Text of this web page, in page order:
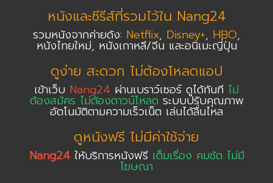
หนังและซีรีส์ที่รวมไว้ใน Nang24
รวมหนังจากค่ายดัง: Netflix, Disney+, HBO,
หนังไทยใหม่, หนังเกาหลี/จีน และอนิเมะญี่ปุ่น
ดูง่าย สะดวก ไม่ต้องโหลดแอป
เข้าเว็บ Nang24 ผ่านเบราว์เซอร์ ดูได้ทันที ไม่
ต้องสมัคร ไม่ต้องดาวน์โหลด ระบบปรับคุณภาพ
อัตโนมัติตามความเร็วเน็ต เล่นได้ลื่นไหล
ดูหนังฟรี ไม่มีค่าใช้จ่าย
Nang24ให้บริการหนังฟรี เต็มเรื่อง คมชัด ไม่มี
โฆษณา